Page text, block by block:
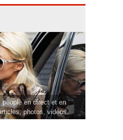
en direct et en
photos, vidéos.